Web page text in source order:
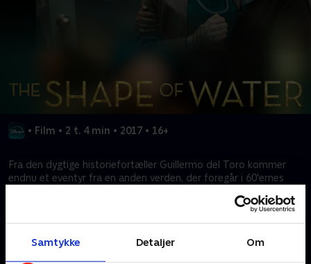
Samtykke Detaljer Om
• Film • 2 t. 4 min • 2017 • 16+
Fra den dygtige historiefortæller Guillermo del Toro kommer
endnu et eventyr fra en anden verden, der foregår i 60'ernes
Kræver tilkøb